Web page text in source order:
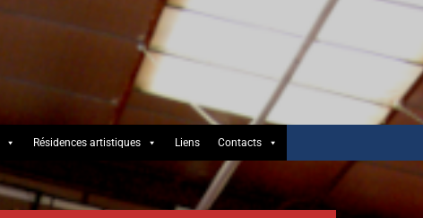
Résidences artistiques Liens Contacts